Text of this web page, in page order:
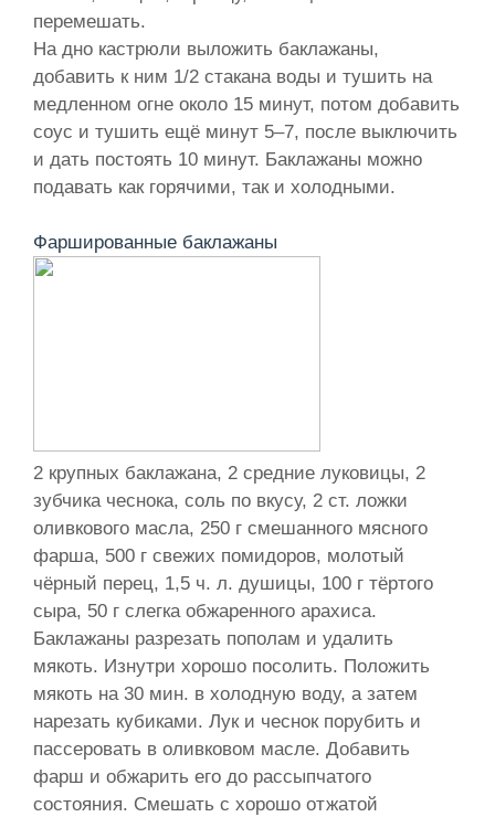
перемешать.
На дно кастрюли выложить баклажаны,
добавить к ним 1/2 стакана воды и тушить на
медленном огне около 15 минут, потом добавить
соус и тушить ещё минут 5–7, после выключить
и дать постоять 10 минут. Баклажаны можно
подавать как горячими, так и холодными.
Фаршированные баклажаны
2 крупных баклажана, 2 средние луковицы, 2
зубчика чеснока, соль по вкусу, 2 ст. ложки
оливкового масла, 250 г смешанного мясного
фарша, 500 г свежих помидоров, молотый
чёрный перец, 1,5 ч. л. душицы, 100 г тёртого
сыра, 50 г слегка обжаренного арахиса.
Баклажаны разрезать пополам и удалить
мякоть. Изнутри хорошо посолить. Положить
мякоть на 30 мин. в холодную воду, а затем
нарезать кубиками. Лук и чеснок порубить и
пассеровать в оливковом масле. Добавить
фарш и обжарить его до рассыпчатого
состояния. Смешать с хорошо отжатой